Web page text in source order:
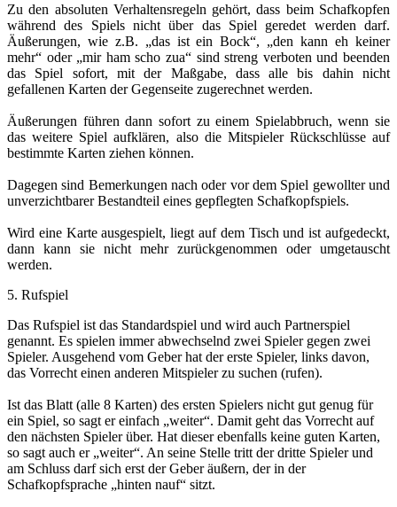
Zu den absoluten Verhaltensregeln gehört, dass beim Schafkopfen
während des Spiels nicht über das Spiel geredet werden darf.
Äußerungen, wie z.B. „das ist ein Bock“, „den kann eh keiner
mehr“ oder „mir ham scho zua“ sind streng verboten und beenden
das Spiel sofort, mit der Maßgabe, dass alle bis dahin nicht
gefallenen Karten der Gegenseite zugerechnet werden.
Äußerungen führen dann sofort zu einem Spielabbruch, wenn sie
das weitere Spiel aufklären, also die Mitspieler Rückschlüsse auf
bestimmte Karten ziehen können.
Dagegen sind Bemerkungen nach oder vor dem Spiel gewollter und
unverzichtbarer Bestandteil eines gepflegten Schafkopfspiels.
Wird eine Karte ausgespielt, liegt auf dem Tisch und ist aufgedeckt,
dann kann sie nicht mehr zurückgenommen oder umgetauscht
werden.
5. Rufspiel
Das Rufspiel ist das Standardspiel und wird auch Partnerspiel
genannt. Es spielen immer abwechselnd zwei Spieler gegen zwei
Spieler. Ausgehend vom Geber hat der erste Spieler, links davon,
das Vorrecht einen anderen Mitspieler zu suchen (rufen).
Ist das Blatt (alle 8 Karten) des ersten Spielers nicht gut genug für
ein Spiel, so sagt er einfach „weiter“. Damit geht das Vorrecht auf
den nächsten Spieler über. Hat dieser ebenfalls keine guten Karten,
so sagt auch er „weiter“. An seine Stelle tritt der dritte Spieler und
am Schluss darf sich erst der Geber äußern, der in der
Schafkopfsprache „hinten nauf“ sitzt.